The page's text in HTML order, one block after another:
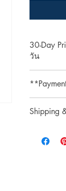
30-Day
วัน
lower price
purchase,
refund the
ช้อปที่
processing
Shipping
การจัดส่ง